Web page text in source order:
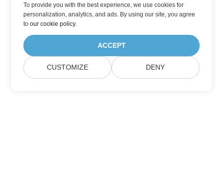
To provide you with the best experience, we use cookies for
personalization, analytics, and ads. By using our site, you agree
toour cookie policy.
ACCEPT
CUSTOMIZE DENY